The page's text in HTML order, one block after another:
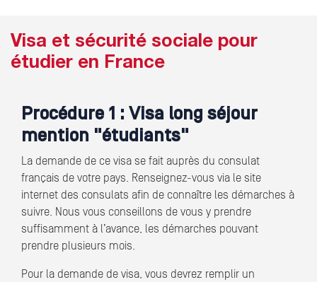
Visa et sécurité sociale pour
étudier en France
Procédure 1 : Visa long séjour
mention "étudiants"
La demande de ce visa se fait auprès du consulat
français de votre pays. Renseignez-vous via le site
internet des consulats afin de connaître les démarches à
suivre. Nous vous conseillons de vous y prendre
suffisamment à l’avance, les démarches pouvant
prendre plusieurs mois.
Pour la demande de visa, vous devrez remplir un